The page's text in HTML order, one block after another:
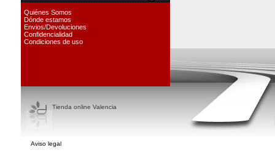
Quiénes Somos
Dónde estamos
Envios/Devoluciones
Confidencialidad
Condiciones de uso
Tienda online Valencia
Aviso legal